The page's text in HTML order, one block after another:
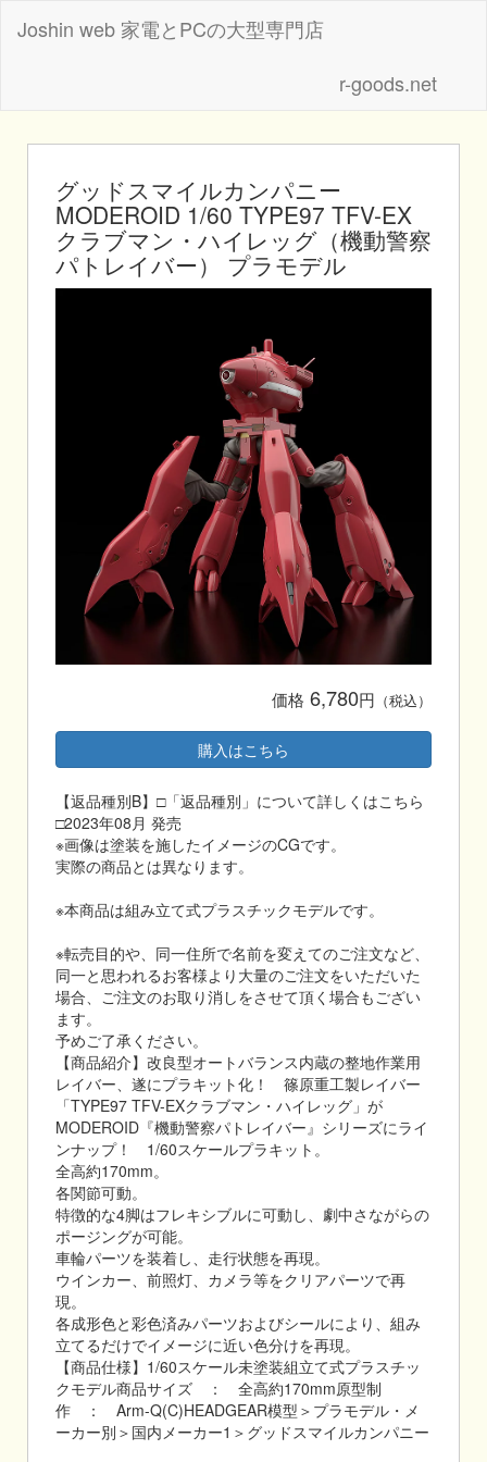
Joshin web 家電とPCの大型専門店
r-goods.net
グッドスマイルカンパニー
MODEROID 1/60 TYPE97 TFV-EX
クラブマン・ハイレッグ（機動警察
パトレイバー） プラモデル
価格 6,780円 （税込）
購入はこちら
【返品種別B】□「返品種別」について詳しくはこちら
□2023年08月 発売
※画像は塗装を施したイメージのCGです。
実際の商品とは異なります。
※本商品は組み立て式プラスチックモデルです。
※転売目的や、同一住所で名前を変えてのご注文など、
同一と思われるお客様より大量のご注文をいただいた
場合、ご注文のお取り消しをさせて頂く場合もござい
ます。
予めご了承ください。
【商品紹介】改良型オートバランス内蔵の整地作業用
レイバー、遂にプラキット化！ 篠原重工製レイバー
「TYPE97 TFV-EXクラブマン・ハイレッグ」が
MODEROID『機動警察パトレイバー』シリーズにライ
ンナップ！ 1/60スケールプラキット。
全高約170mm。
各関節可動。
特徴的な4脚はフレキシブルに可動し、劇中さながらの
ポージングが可能。
車輪パーツを装着し、走行状態を再現。
ウインカー、前照灯、カメラ等をクリアパーツで再
現。
各成形色と彩色済みパーツおよびシールにより、組み
立てるだけでイメージに近い色分けを再現。
【商品仕様】1/60スケール未塗装組立て式プラスチッ
クモデル商品サイズ ： 全高約170mm原型制
作 ： Arm-Q(C)HEADGEAR模型＞プラモデル・メ
ーカー別＞国内メーカー1＞グッドスマイルカンパニー